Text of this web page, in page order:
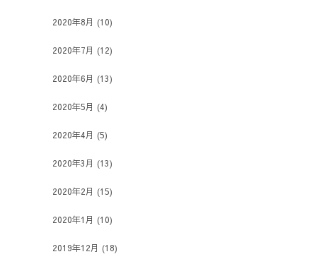
2020年8月 (10)
2020年7月 (12)
2020年6月 (13)
2020年5月 (4)
2020年4月 (5)
2020年3月 (13)
2020年2月 (15)
2020年1月 (10)
2019年12月 (18)